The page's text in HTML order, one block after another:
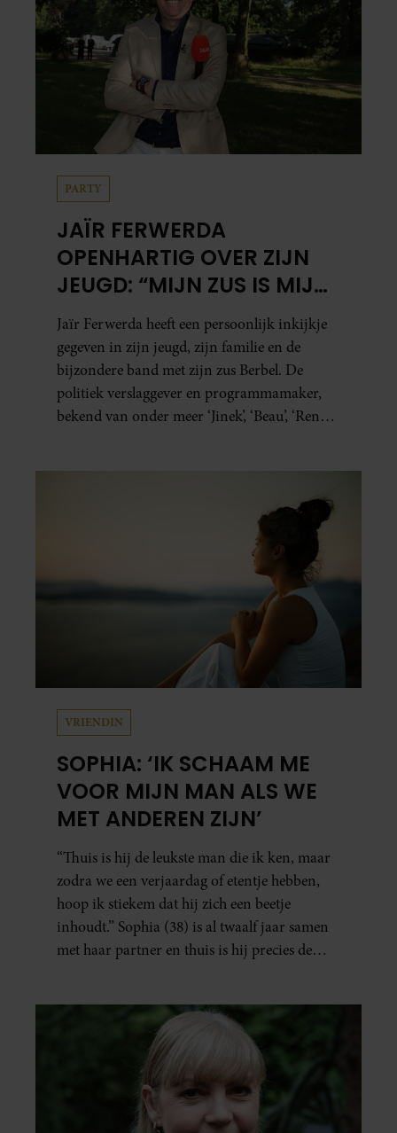
PARTY
JAÏR FERWERDA
OPENHARTIG OVER ZIJN
JEUGD: “MIJN ZUS IS MIJN
MORELE KOMPAS”
Jaïr Ferwerda heeft een persoonlijk inkijkje
gegeven in zijn jeugd, zijn familie en de
bijzondere band met zijn zus Berbel. De
politiek verslaggever en programmamaker,
bekend van onder meer ‘Jinek’, ‘Beau’, ‘Renze’,
VRIENDIN
SOPHIA: ‘IK SCHAAM ME
VOOR MIJN MAN ALS WE
MET ANDEREN ZIJN’
“Thuis is hij de leukste man die ik ken, maar
zodra we een verjaardag of etentje hebben,
hoop ik stiekem dat hij zich een beetje
inhoudt.” Sophia (38) is al twaalf jaar samen
met haar partner en thuis is hij precies de
vaker schaamt zodra ze samen onder de